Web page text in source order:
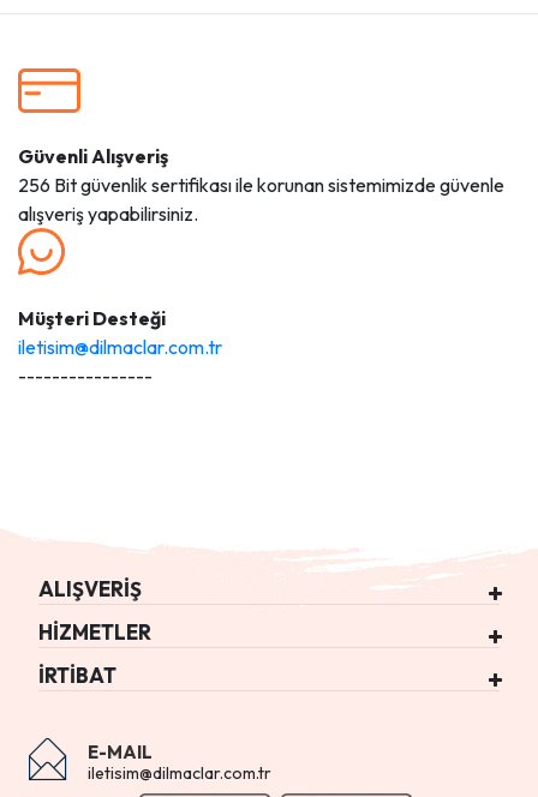
Güvenli Alışveriş
256 Bit güvenlik sertifikası ile korunan sistemimizde güvenle
alışveriş yapabilirsiniz.
Müşteri Desteği
iletisim@dilmaclar.com.tr
----------------
ALIŞVERİŞ
HİZMETLER
İRTİBAT
E-MAIL
iletisim@dilmaclar.com.tr